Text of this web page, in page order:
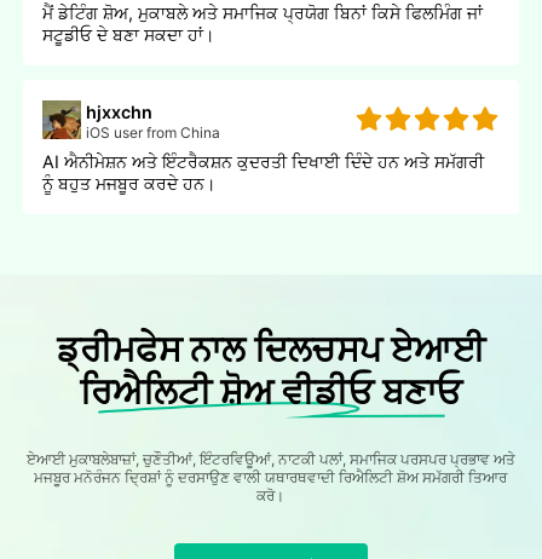
ਮੈਂ ਡੇਟਿੰਗ ਸ਼ੋਅ, ਮੁਕਾਬਲੇ ਅਤੇ ਸਮਾਜਿਕ ਪ੍ਰਯੋਗ ਬਿਨਾਂ ਕਿਸੇ ਫਿਲਮਿੰਗ ਜਾਂ
ਸਟੂਡੀਓ ਦੇ ਬਣਾ ਸਕਦਾ ਹਾਂ।
hjxxchn
iOS user from China
AI ਐਨੀਮੇਸ਼ਨ ਅਤੇ ਇੰਟਰੈਕਸ਼ਨ ਕੁਦਰਤੀ ਦਿਖਾਈ ਦਿੰਦੇ ਹਨ ਅਤੇ ਸਮੱਗਰੀ
ਨੂੰ ਬਹੁਤ ਮਜਬੂਰ ਕਰਦੇ ਹਨ।
ਡ੍ਰੀਮਫੇਸ ਨਾਲ ਦਿਲਚਸਪ ਏਆਈ
ਰਿਐਲਿਟੀ ਸ਼ੋਅ ਵੀਡੀਓ ਬਣਾਓ
ਏਆਈ ਮੁਕਾਬਲੇਬਾਜ਼ਾਂ, ਚੁਣੌਤੀਆਂ, ਇੰਟਰਵਿਊਆਂ, ਨਾਟਕੀ ਪਲਾਂ, ਸਮਾਜਿਕ ਪਰਸਪਰ ਪ੍ਰਭਾਵ ਅਤੇ
ਮਜਬੂਰ ਮਨੋਰੰਜਨ ਦ੍ਰਿਸ਼ਾਂ ਨੂੰ ਦਰਸਾਉਣ ਵਾਲੀ ਯਥਾਰਥਵਾਦੀ ਰਿਐਲਿਟੀ ਸ਼ੋਅ ਸਮੱਗਰੀ ਤਿਆਰ
ਕਰੋ।